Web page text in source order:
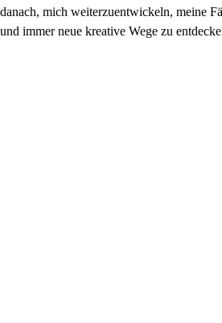
danach, mich weiterzuentwickeln, meine
und immer neue kreative Wege zu